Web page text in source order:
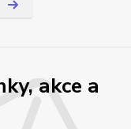
akce a